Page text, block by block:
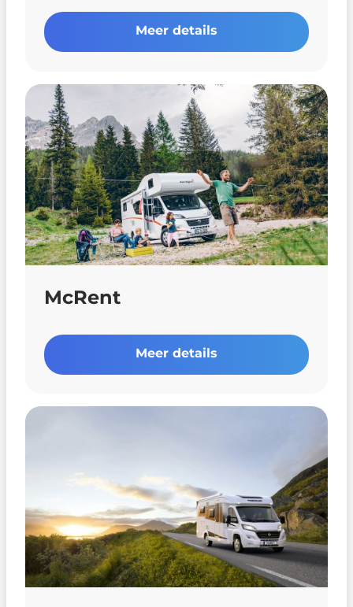
Meer details
McRent
Meer details